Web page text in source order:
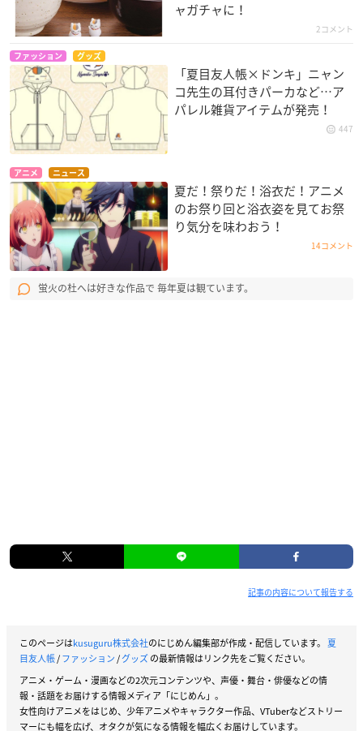
ャガチャに！
2コメント
ファッション グッズ
「夏目友人帳×ドンキ」ニャン
コ先生の耳付きパーカなど…ア
パレル雑貨アイテムが発売！
447
アニメ ニュース
夏だ！祭りだ！浴衣だ！アニメ
のお祭り回と浴衣姿を見てお祭
り気分を味わおう！
14コメント
蛍火の杜へは好きな作品で 毎年夏は観ています。
記事の内容について報告する
このページはkusuguru株式会社のにじめん編集部が作成・配信しています。 夏
目友人帳/ファッション/グッズの最新情報はリンク先をご覧ください。
アニメ・ゲーム・漫画などの2次元コンテンツや、声優・舞台・俳優などの情
報・話題をお届けする情報メディア「にじめん」。
女性向けアニメをはじめ、少年アニメやキャラクター作品、VTuberなどストリー
マーにも幅を広げ、オタクが気になる情報を幅広くお届けしています。